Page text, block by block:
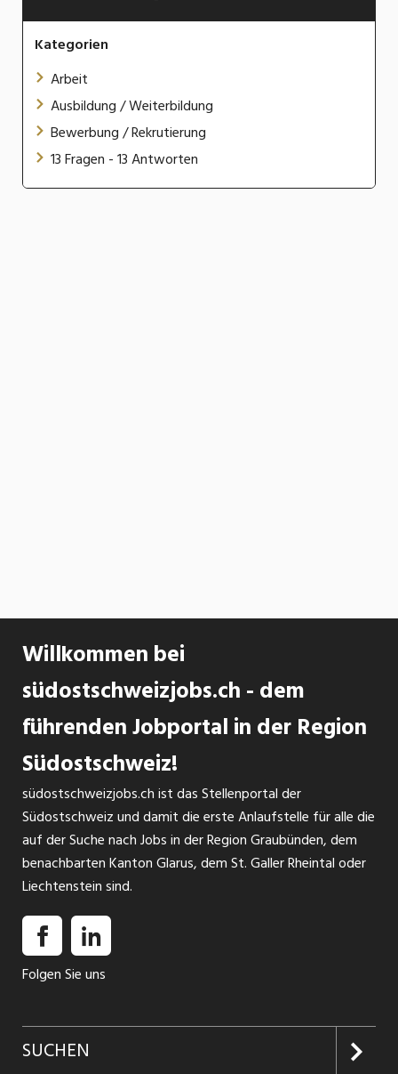
Kategorien
Arbeit
Ausbildung / Weiterbildung
Bewerbung / Rekrutierung
13 Fragen - 13 Antworten
Willkommen bei
südostschweizjobs.ch - dem
führenden Jobportal in der Region
Südostschweiz!
südostschweizjobs.ch ist das Stellenportal der
Südostschweiz und damit die erste Anlaufstelle für alle die
auf der Suche nach Jobs in der Region Graubünden, dem
benachbarten Kanton Glarus, dem St. Galler Rheintal oder
Liechtenstein sind.
Folgen Sie uns
SUCHEN